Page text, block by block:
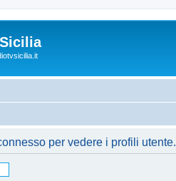
per vedere i profili utente.